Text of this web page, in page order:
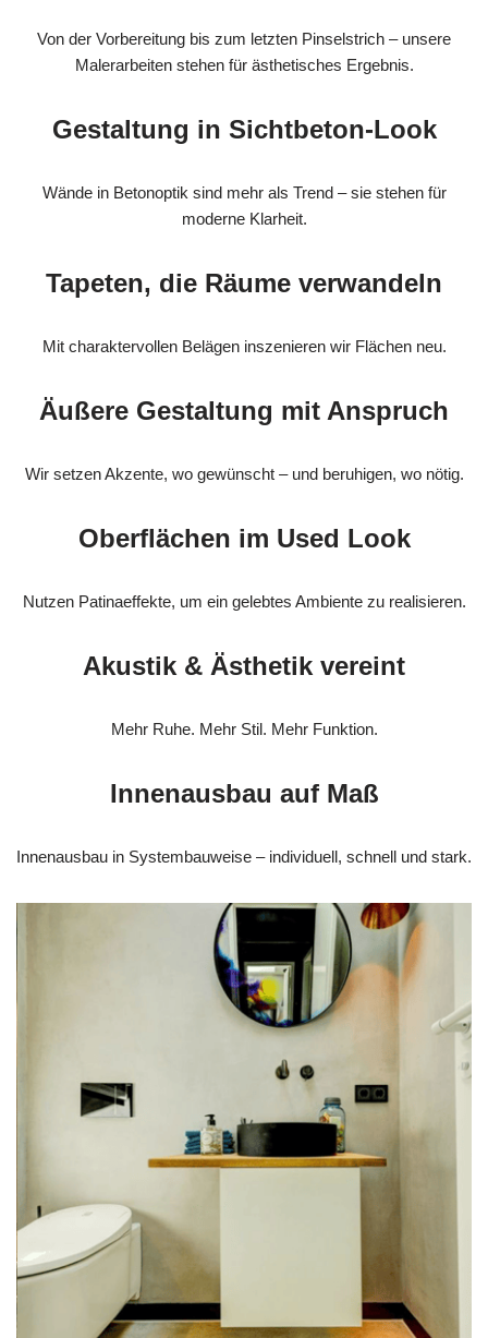
Von der Vorbereitung bis zum letzten Pinselstrich – unsere
Malerarbeiten stehen für ästhetisches Ergebnis.
Gestaltung in Sichtbeton-Look
Wände in Betonoptik sind mehr als Trend – sie stehen für
moderne Klarheit.
Tapeten, die Räume verwandeln
Mit charaktervollen Belägen inszenieren wir Flächen neu.
Äußere Gestaltung mit Anspruch
Wir setzen Akzente, wo gewünscht – und beruhigen, wo nötig.
Oberflächen im Used Look
Nutzen Patinaeffekte, um ein gelebtes Ambiente zu realisieren.
Akustik & Ästhetik vereint
Mehr Ruhe. Mehr Stil. Mehr Funktion.
Innenausbau auf Maß
Innenausbau in Systembauweise – individuell, schnell und stark.